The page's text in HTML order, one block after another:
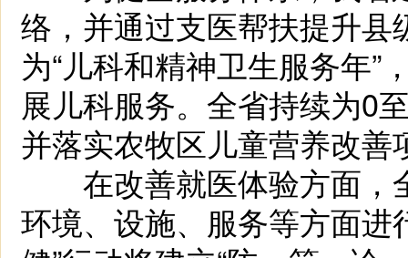
络，并通过支医帮扶提升
为“儿科和精神卫生服务年
展儿科服务。全省持续为0
并落实农牧区儿童营养改善
在改善就医体验方面，
环境、设施、服务等方面进